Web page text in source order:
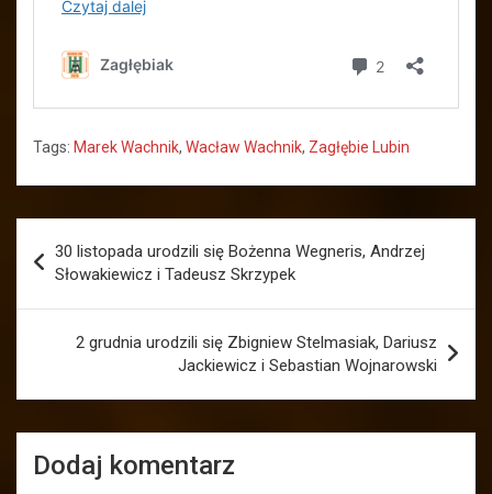
Tags: Marek Wachnik, Wacław Wachnik, Zagłębie Lubin
wpisu
30 listopada urodzili się Bożenna Wegneris, Andrzej
Słowakiewicz i Tadeusz Skrzypek
2 grudnia urodzili się Zbigniew Stelmasiak, Dariusz
Jackiewicz i Sebastian Wojnarowski
Dodaj komentarz